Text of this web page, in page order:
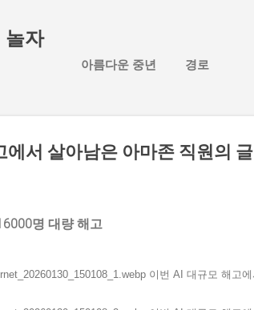
놀자
아름다운 중년 경로
에서 살아남은 아마존 직원의 글
명 대량 해고